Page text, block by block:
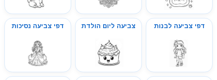
דפי צביעה לבנות צביעה ליום הולדת דפי צביעה נסיכות